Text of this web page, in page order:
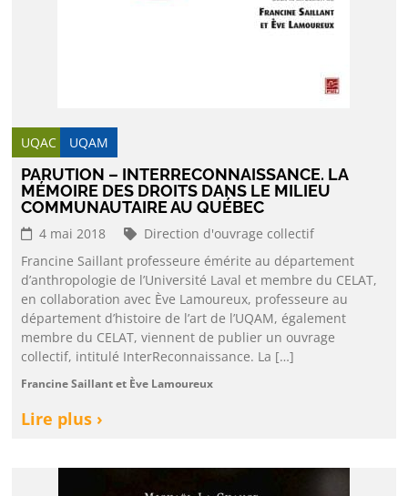
UQAC UQAM
PARUTION – INTERRECONNAISSANCE. LA
MÉMOIRE DES DROITS DANS LE MILIEU
COMMUNAUTAIRE AU QUÉBEC
4 mai 2018
Direction d'ouvrage collectif
Francine Saillant professeure émérite au département
d’anthropologie de l’Université Laval et membre du CELAT,
en collaboration avec Ève Lamoureux, professeure au
département d’histoire de l’art de l’UQAM, également
membre du CELAT, viennent de publier un ouvrage
collectif, intitulé InterReconnaissance. La […]
Francine Saillant et Ève Lamoureux
Lire plus ›